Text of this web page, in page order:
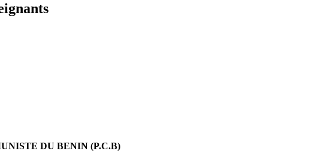
DU BENIN (P.C.B)